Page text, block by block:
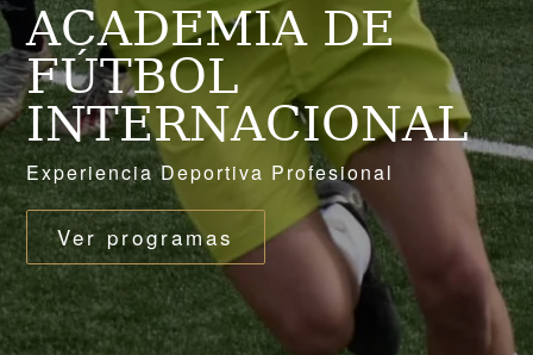
ACADEMIA DE
FÚTBOL
INTERNACIONAL
Experiencia Deportiva Profesional
Ver programas